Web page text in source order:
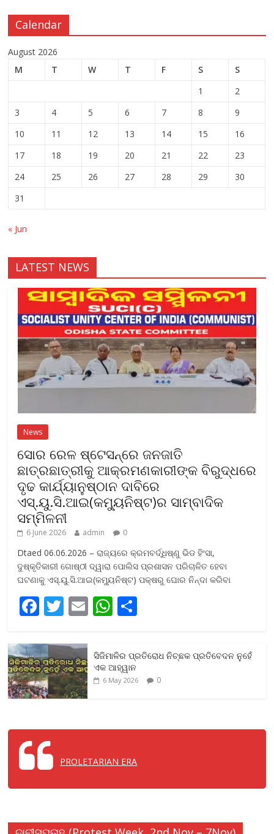
Calendar
August 2026
M
T W T F S
S
1
2
3
4 5 6 7 8
9
10
11 12 13 14 15
16
17
18 19 20 21 22
23
24
25 26 27 28 29
30
31
« Jun
LATEST NEWS
News
ସୋର ରେଳ ଷ୍ଟେସନ୍‌ରେ ଜନଜାତି
ଛାତ୍ରଛାତ୍ରୀକୁ ଆକ୍ରମଣକାରୀଙ୍କ ବିରୁଦ୍ଧରେ
ଦୃଢ କାର୍ଯ୍ୟାନୁଷ୍ଠାନ ଦାବିରେ
ଏସ୍‌.ୟୁ.ସି.ଆଇ(କମ୍ୟୁନିଷ୍ଟ)ର ସାମ୍ବାଦିକ
ସମ୍ମିଳନୀ
6 June 2026 admin 0
Dtaed 06.06.2026 – ରାଜ୍ୟରେ କ୍ରମବର୍ଦ୍ଧିଷ୍ଣୁ ଭିଡ ହିଂସା,
ଦୁଷ୍କୃତିକାରୀ ଗୋଷ୍ଠୀ ଦ୍ୱାରା ପୋଲିସ ପ୍ରଶାସନ ପରିଚାଳିତ ହେବା
ଘଟଣାକୁ ଏସ୍‌.ୟୁ.ସି.ଆଇ(କମ୍ୟୁନିଷ୍ଟ) ପକ୍ଷରୁ ଘୋର ନିନ୍ଦା କରିବା
F
e
b
o
o
k
T
itt
er
E
ai
W
at
s
A
p
ar
e
ସିଜିମାଳିର ପ୍ରତିରୋଧ ନିଚ୍ଛକ ପ୍ରତିବେଦନ ନୁହେଁ
ଏକ ଆହ୍ୱାନ
6 May 2026 0
PROLETARIAN ERA